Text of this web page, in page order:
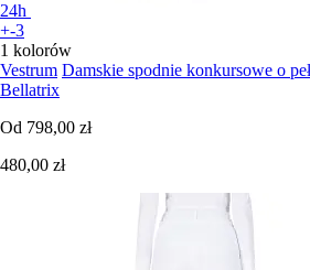
24h
+-3
1 kolorów
Vestrum Damskie spodnie konkursowe o
Bellatrix
Od 798,00 zł
480,00 zł